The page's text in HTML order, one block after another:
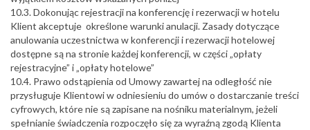
10.3. Dokonując rejestracji na konferencję i rezerwacji w hotelu
Klient akceptuje określone warunki anulacji. Zasady dotyczące
anulowania uczestnictwa w konferencji i rezerwacji hotelowej
dostępne są na stronie każdej konferencji, w części „opłaty
rejestracyjne” i „opłaty hotelowe”
10.4. Prawo odstąpienia od Umowy zawartej na odległość nie
przysługuje Klientowi w odniesieniu do umów o dostarczanie treści
cyfrowych, które nie są zapisane na nośniku materialnym, jeżeli
spełnianie świadczenia rozpoczęło się za wyraźną zgodą Klienta